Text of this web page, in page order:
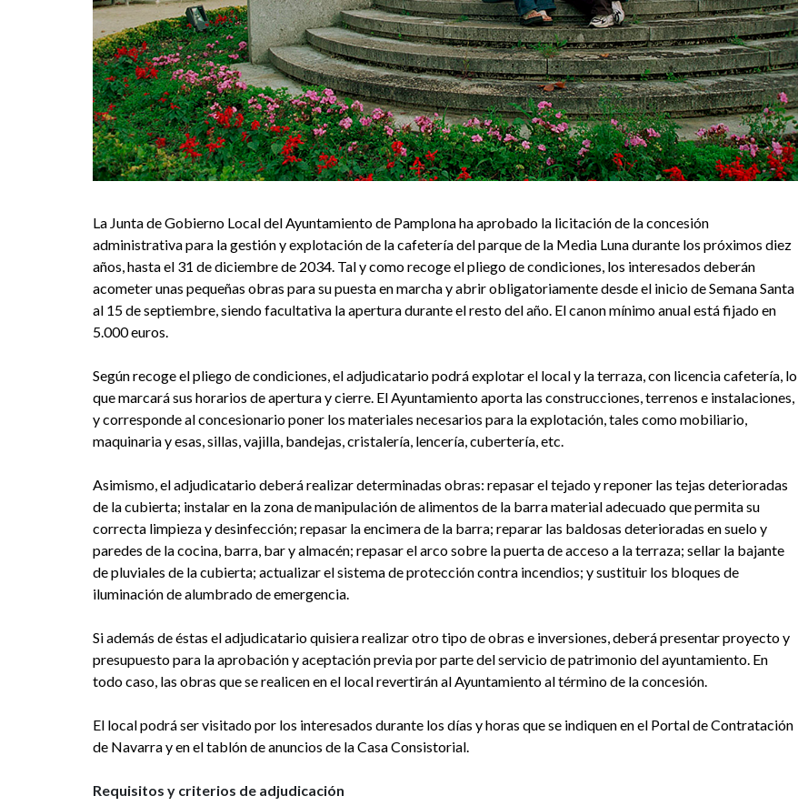
los
próximos
diez
años
La Junta de Gobierno Local del Ayuntamiento de Pamplona ha aprobado la licitación de la concesión
administrativa para la gestión y explotación de la cafetería del parque de la Media Luna durante los próximos diez
años, hasta el 31 de diciembre de 2034. Tal y como recoge el pliego de condiciones, los interesados deberán
acometer unas pequeñas obras para su puesta en marcha y abrir obligatoriamente desde el inicio de Semana Santa
al 15 de septiembre, siendo facultativa la apertura durante el resto del año. El canon mínimo anual está fijado en
5.000 euros.
Según recoge el pliego de condiciones, el adjudicatario podrá explotar el local y la terraza, con licencia cafetería, lo
que marcará sus horarios de apertura y cierre. El Ayuntamiento aporta las construcciones, terrenos e instalaciones,
y corresponde al concesionario poner los materiales necesarios para la explotación, tales como mobiliario,
maquinaria y esas, sillas, vajilla, bandejas, cristalería, lencería, cubertería, etc.
Asimismo, el adjudicatario deberá realizar determinadas obras: repasar el tejado y reponer las tejas deterioradas
de la cubierta; instalar en la zona de manipulación de alimentos de la barra material adecuado que permita su
correcta limpieza y desinfección; repasar la encimera de la barra; reparar las baldosas deterioradas en suelo y
paredes de la cocina, barra, bar y almacén; repasar el arco sobre la puerta de acceso a la terraza; sellar la bajante
de pluviales de la cubierta; actualizar el sistema de protección contra incendios; y sustituir los bloques de
iluminación de alumbrado de emergencia.
Si además de éstas el adjudicatario quisiera realizar otro tipo de obras e inversiones, deberá presentar proyecto y
presupuesto para la aprobación y aceptación previa por parte del servicio de patrimonio del ayuntamiento. En
todo caso, las obras que se realicen en el local revertirán al Ayuntamiento al término de la concesión.
El local podrá ser visitado por los interesados durante los días y horas que se indiquen en el Portal de Contratación
de Navarra y en el tablón de anuncios de la Casa Consistorial.
Requisitos y criterios de adjudicación